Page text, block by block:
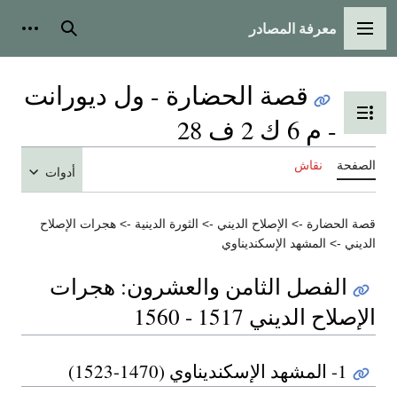
القائمة الرئيسية
معرفة المصادر بحث
تبديل عرض جدول المحتويات
قصة الحضارة - ول ديورانت
- م 6 ك 2 ف 28
الصفحة نقاش أدوات
قصة الحضارة -> الإصلاح الديني -> الثورة الدينية -> هجرات الإصلاح
الديني -> المشهد الإسكنديناوي
الفصل الثامن والعشرون: هجرات
الإصلاح الديني 1517 - 1560
1- المشهد الإسكنديناوي (1470-1523)